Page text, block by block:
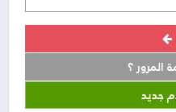
المرور ؟
جديد